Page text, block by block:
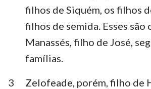
Obadias Jonas
Miquéias Naum
Habacuque
filhos de Siquém, os filhos
filhos de semida. Esses são
Manassés, filho de José,
famílias.
3
Zelofeade, porém, filho de